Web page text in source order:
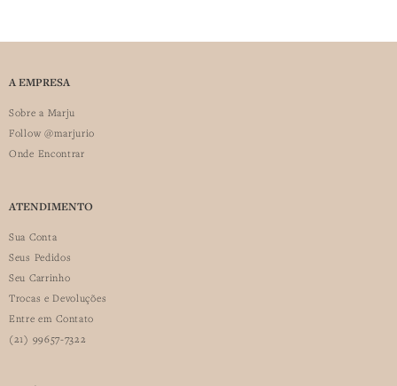
A EMPRESA
Sobre a Marju
Follow @marjurio
Onde Encontrar
ATENDIMENTO
Sua Conta
Seus Pedidos
Seu Carrinho
Trocas e Devoluções
Entre em Contato
(21) 99657-7322